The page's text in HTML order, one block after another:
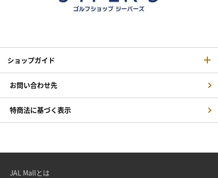
ショップガイド
お問い合わせ先
特商法に基づく表示
JAL Mallとは